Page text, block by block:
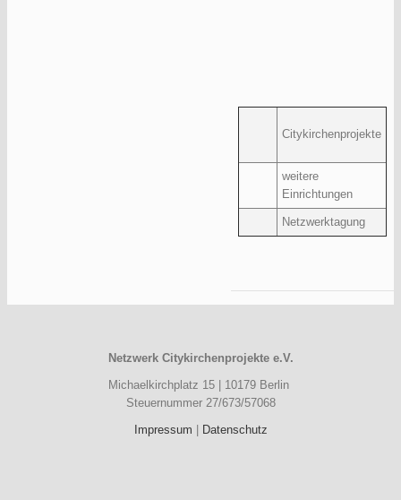
Citykirchenprojekte
weitere
Einrichtungen
Netzwerktagung
Netzwerk Citykirchenprojekte e.V.
Michaelkirchplatz 15 | 10179 Berlin
Steuernummer 27/673/57068
Impressum
Datenschutz